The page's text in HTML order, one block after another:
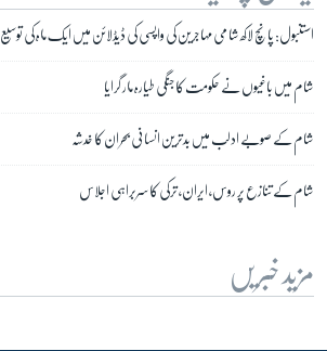
استنبول: پانچ لاکھ شامی مہاجرین کی واپسی کی ڈیڈلائن میں ایک ماہ کی توسیع
شام میں باغیوں نے حکومت کا جنگی طیارہ مار گرایا
شام کے صوبے ادلب میں بدترین انسانی بحران کا خدشہ
شام کے تنازع پر روس، ایران، ترکی کا سربراہی اجلاس
مزید خبریں